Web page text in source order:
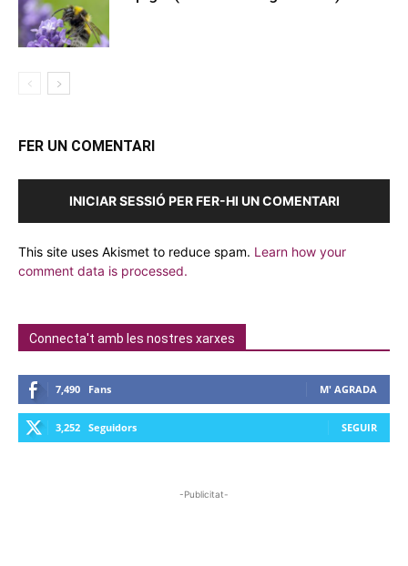
FER UN COMENTARI
INICIAR SESSIÓ PER FER-HI UN COMENTARI
This site uses Akismet to reduce spam. Learn how your
comment data is processed.
Connecta't amb les nostres xarxes
7,490 Fans M' AGRADA
3,252 Seguidors SEGUIR
-Publicitat-